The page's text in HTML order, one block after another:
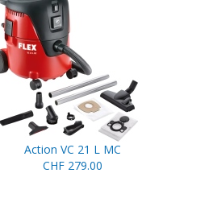
Action VC 21 L MC
CHF 279.00